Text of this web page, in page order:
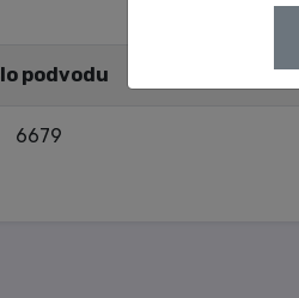
podvodu
6679